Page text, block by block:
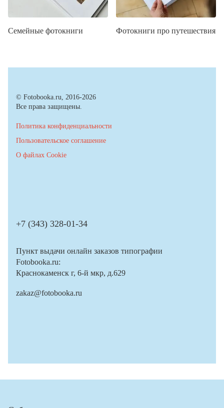
Семейные фотокниги Фотокниги про путешествия
© Fotobooka.ru, 2016-2026
Все права защищены.
Политика конфиденциальности
Пользовательское соглашение
О файлах Cookie
+7 (343) 328-01-34
Пункт выдачи онлайн заказов типографии
Fotobooka.ru:
Краснокаменск г, 6-й мкр, д.629
zakaz@fotobooka.ru